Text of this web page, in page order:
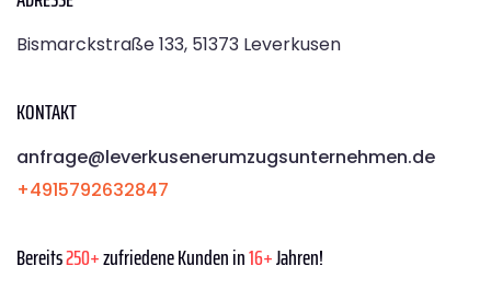
Bismarckstraße 133, 51373 Leverkusen
KONTAKT
anfrage@leverkusenerumzugsunternehmen.de
+4915792632847
Bereits250+zufriedene Kunden in16+Jahren!